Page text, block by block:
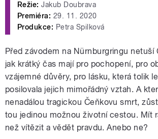
Režie: Jakub Doubrava
Premiéra: 29. 11. 2020
Produkce: Petra Spilková
Před závodem na Nürnburgringu netuší
jak krátký čas mají pro pochopení, pro
vzájemné důvěry, pro lásku, která tolik
posilovala jejich mimořádný vztah. A
nenadálou tragickou Čeňkovu smrt,
tou jedinou možnou životní cestou. Mít
než vítězit a vědět pravdu. Anebo ne?